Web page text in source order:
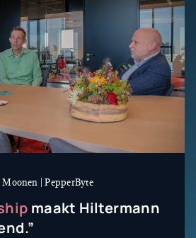
| PepperByte
maakt Hiltermann